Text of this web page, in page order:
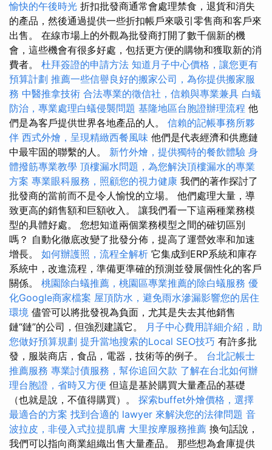
愉快的午後時光 折扣批發商通常會處理禁食，退貨和消失
的產品，然後通過提供一些折扣帳戶來吸引零售商和客戶來
出售。 在線市場上的外觀為批發商打開了數千個新的機
會，這些機會有很多好處，包括更方便的購物和獲取新的消
費者。 杜拜簽證的申請方法 知道月子中心價格，讓您更有
預算計劃 推薦一些信譽良好的搬家公司，為你提供搬家服
務 中醫推拿技術 合法專業的徵信社，信賴與專業兼具 白蟻
防治，專業處理白蟻侵襲問題 基隆地區台胞證辦理流程 他
們是為客戶提供世界各地產品的人。 信賴的記帳事務所夥
伴 西式外燴，呈現精緻西餐風味 他們是代表經濟和供應鏈
中最牢固的聯繫的人。 新竹外燴，提供獨特的餐飲體驗 身
體撥筋專業教學 頂樓漏水問題，為您解決頂樓漏水的專業
方案 專業眼科服務，照顧您的視力健康 我們的著作探討了
批發商的當前而不是令人愉悅的立場。 他們處理大量，導
致更高的銷售額和巨額收入。 讓我們看一下這兩種業務模
型的具體好處。 您想知道兩個業務模型之間的確切區別
嗎？ 自動化徹底改變了批發分佈，提高了運營效率和加速
增長。 如何辦護照，流程全解析 它集成到ERP系統和庫存
系統中，改進流程，準備更準確的預測並發展個性化的客戶
關係。 桃園除白蟻推薦，桃園區專業推薦的除白蟻服務 優
化Google商家檔案 屋頂防水，避免雨水滲漏影響您的居住
環境 儘管可以將批發視為負面，尤其是失去其他銷售
鏈“鏈”的公司，但強烈建議它。 月子中心費用詳細介紹，助
您做好預算規劃 提升當地搜索的Local SEO技巧 有許多批
發，服裝商店，食品，電器，技術等的例子。 台北記帳士
推薦服務 專業討債服務，幫你追回欠款 了解在台北如何辦
理台胞證，省時又方便 但這是基於購買大量產品的基礎
（也就是說，不值得購買）。 探索buffet外燴價格，選擇
最適合的方案 找到合適的 lawyer 來解決您的法律問題 音
波拉皮，非侵入式拉提肌膚 大里按摩服務推薦 換句話說，
我們可以指向商業組織出售大量產品。 那些想為倉庫提供